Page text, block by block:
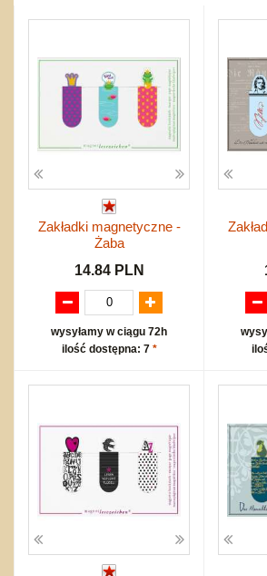
Dźwiekowe
Bajkowe
Inne
Maty do zabawy
Do rozkręcania
Bąki
Pojazdy
Inne
Innedo koszykówki
Nowości
Wyprzedaż
Promocje
Zakupy hurtowe
Koszty przesyłki
Regulamin
Mapa produktów
Zakładki magnetyczne -
Żaba
14.84 PLN
wysyłamy w ciągu 72h
ilość dostępna: 7 *